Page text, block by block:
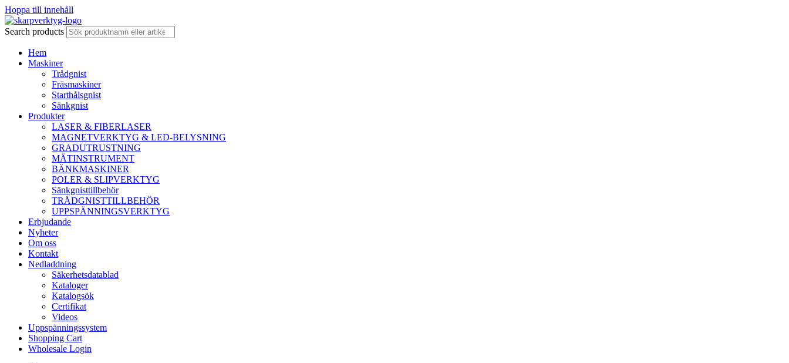
Hoppa till innehåll
Search products
Hem
Maskiner
Trådgnist
Fräsmaskiner
Starthålsgnist
Sänkgnist
Produkter
LASER & FIBERLASER
MAGNETVERKTYG & LED-BELYSNING
GRADUTRUSTNING
MÄTINSTRUMENT
BÄNKMASKINER
POLER & SLIPVERKTYG
Sänkgnisttillbehör
TRÅDGNISTTILLBEHÖR
UPPSPÄNNINGSVERKTYG
Erbjudande
Nyheter
Om oss
Kontakt
Nedladdning
Säkerhetsdatablad
Kataloger
Katalogsök
Certifikat
Videos
Uppspänningssystem
Shopping Cart
Wholesale Login